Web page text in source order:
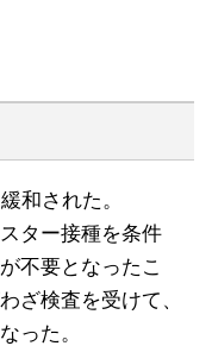
和された。
ター接種を条件
不要となったこ
ざ検査を受けて、
った。